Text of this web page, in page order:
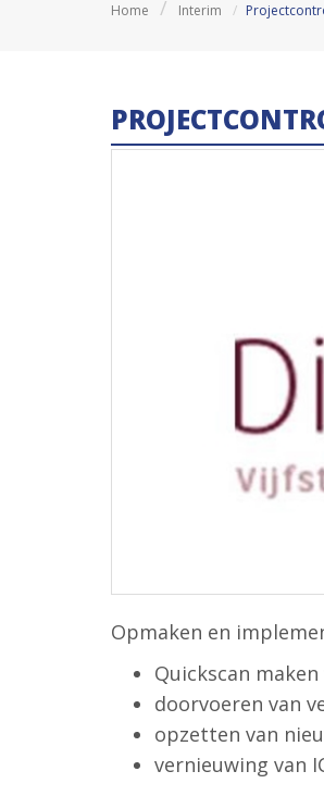
Home Interim
Opmaken en
Quickscan
doorvoeren van
opzetten van
vernieuwing van